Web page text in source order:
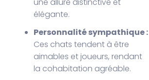
élégante.
Personnalité sympathique :
Ces chats tendent à être
aimables et joueurs, rendant
la cohabitation agréable.